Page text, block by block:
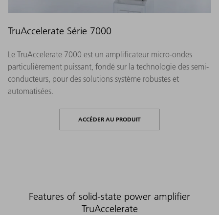
TruAccelerate Série 7000
Le TruAccelerate 7000 est un amplificateur micro-ondes
particulièrement puissant, fondé sur la technologie des semi-
conducteurs, pour des solutions système robustes et
automatisées.
ACCÉDER AU PRODUIT
Features of solid-state power amplifier
TruAccelerate